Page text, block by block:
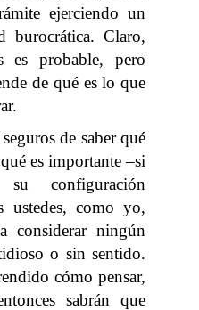
ejerciendo un
burocrática. Claro,
es probable, pero
de qué es lo que
de saber qué
es importante –si
configuración
ustedes, como yo,
considerar ningún
o sin sentido.
cómo pensar,
sabrán que